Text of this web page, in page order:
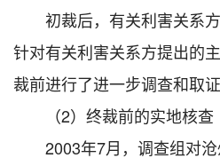
初裁后，有关利害关系方
针对有关利害关系方提出的
裁前进行了进一步调查和取证
（2）终裁前的实地核查
2003年7月，调查组对沧